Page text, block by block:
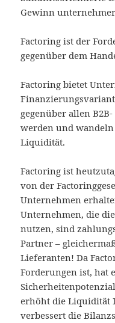
Gewinn
Factoring ist der
gegenüber dem
Factoring bietet
gegenüber allen
werden und
Liquidität.
Factoring ist
von der
Unternehmen
Unternehmen, die
nutzen, sind
Partner –
Lieferanten! Da
Forderungen ist, hat
erhöht die Liquidität
verbessert die